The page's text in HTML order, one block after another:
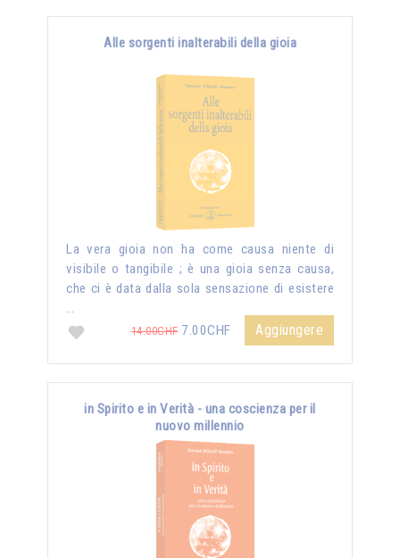
Alle sorgenti inalterabili della gioia
La vera gioia non ha come causa niente di
visibile o tangibile ; è una gioia senza causa,
che ci è data dalla sola sensazione di esistere
…
14.00CHF7.00CHF Aggiungere
in Spirito e in Verità - una coscienza per il
nuovo millennio